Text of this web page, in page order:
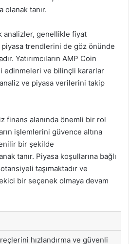
olanak tanır.
analizler, genellikle fiyat
piyasa trendlerini de göz önünde
Yatırımcıların AMP Coin
edinmeleri ve bilinçli kararlar
ve piyasa verilerini takip
finans alanında önemli bir rol
işlemlerini güvence altına
bir şekilde
tanır. Piyasa koşullarına bağlı
taşımaktadır ve
bir seçenek olmaya devam
hızlandırma ve güvenli